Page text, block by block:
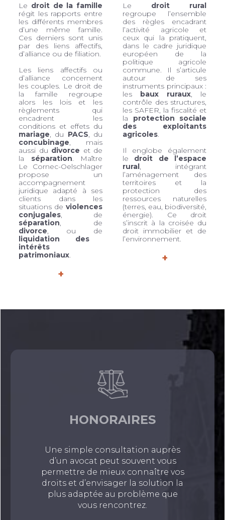
Le droit de la famille
régit les rapports entre
les différents membres
d’une même famille.
Ces derniers sont unis
par des liens affectifs,
d’alliance ou de filiation.
Les liens affectifs ou
d’alliance concernent
les couples. Le droit de
la famille regroupe
alors les lois et les
règlements qui
encadrent les
conditions et effets du
mariage , du PACS , du
concubinage , mais
aussi du divorce et de
la séparation . Maître
Le Cornec-Oelschlager
propose un
accompagnement
juridique adapté à ses
clients dans les
situations de violences
conjugales , de
séparation , de
divorce , ou de
liquidation des
intérêts
patrimoniaux
+
Le droit rural
regroupe l’ensemble
des règles encadrant
l’activité agricole et
ceux qui la pratiquent,
dans le cadre juridique
européen de la
politique agricole
commune. Il s’articule
autour de ses
instruments principaux :
les baux ruraux , le
contrôle des structures,
les SAFER, la fiscalité et
la protection sociale
des exploitants
agricoles
Il englobe également
le droit de l’espace
rural , intégrant
l’aménagement des
territoires et la
protection des
ressources naturelles
(terres, eau, biodiversité,
énergie). Ce droit
s’inscrit à la croisée du
droit immobilier et de
l’environnement.
+
HONORAIRES
Une simple consultation auprès
d’un avocat peut souvent vous
permettre de mieux connaître vos
droits et d’envisager la solution la
plus adaptée au problème que
vous rencontrez.